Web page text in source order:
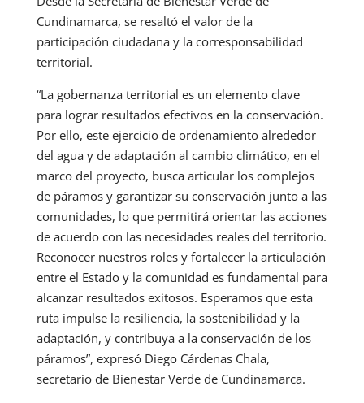
Cundinamarca, se resaltó el valor de la
participación ciudadana y la corresponsabilidad
territorial.
“La gobernanza territorial es un elemento clave
para lograr resultados efectivos en la conservación.
Por ello, este ejercicio de ordenamiento alrededor
del agua y de adaptación al cambio climático, en el
marco del proyecto, busca articular los complejos
de páramos y garantizar su conservación junto a las
comunidades, lo que permitirá orientar las acciones
de acuerdo con las necesidades reales del territorio.
Reconocer nuestros roles y fortalecer la articulación
entre el Estado y la comunidad es fundamental para
alcanzar resultados exitosos. Esperamos que esta
ruta impulse la resiliencia, la sostenibilidad y la
adaptación, y contribuya a la conservación de los
páramos”, expresó Diego Cárdenas Chala,
secretario de Bienestar Verde de Cundinamarca.